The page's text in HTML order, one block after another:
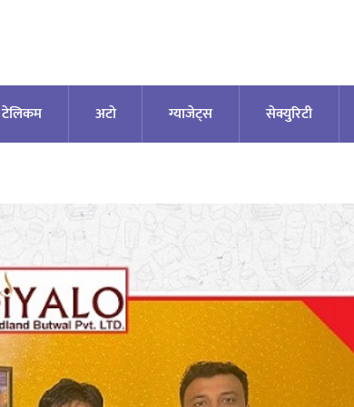
टेलिकम अटाे ग्याजेट्स सेक्युरिटी